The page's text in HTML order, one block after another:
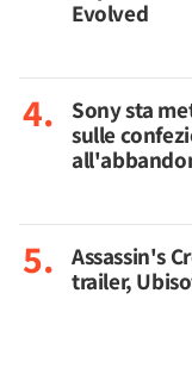
Evolved
Sony sta
sulle
Assassin's
trailer,